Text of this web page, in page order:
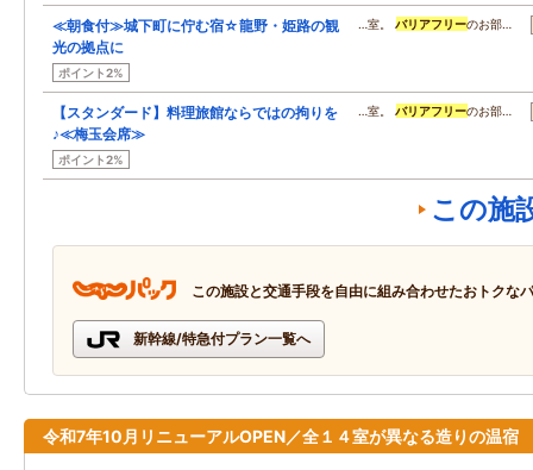
≪朝食付≫城下町に佇む宿☆龍野・姫路の観
光の拠点に
ポイント2%
…室。バリアフリーのお部…
【スタンダード】料理旅館ならではの拘りを
♪≪梅玉会席≫
ポイント2%
…室。バリアフリーのお部…
この施
この施設と交通手段を自由に組み合わせたおトクな
新幹線/特急付プラン一覧へ
令和7年10月リニューアルOPEN／全１４室が異なる造りの温宿